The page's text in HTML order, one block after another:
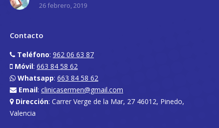
26 febrero, 2019
Contacto
Teléfono: 962 06 63 87
Móvil: 663 84 58 62
Whatsapp: 663 84 58 62
Email: clinicasermen@gmail.com
Dirección: Carrer Verge de la Mar, 27 46012, Pinedo,
Valencia